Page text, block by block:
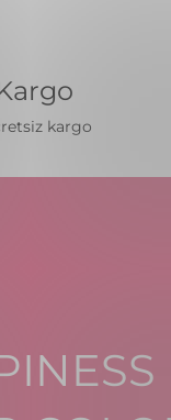
kargo